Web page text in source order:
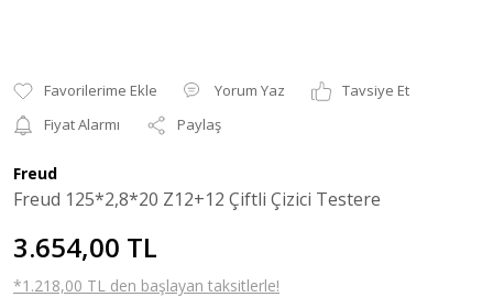
Yorum Yaz
Tavsiye Et
Fiyat Alarmı
Paylaş
Freud
Freud 125*2,8*20 Z12+12 Çiftli Çizici Testere
3.654,00 TL
*1.218,00 TL den başlayan taksitlerle!